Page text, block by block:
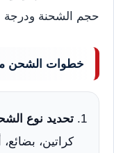
حجم الشحنة ودرجة
خطوات الشحن
تحديد نوع
كراتين،